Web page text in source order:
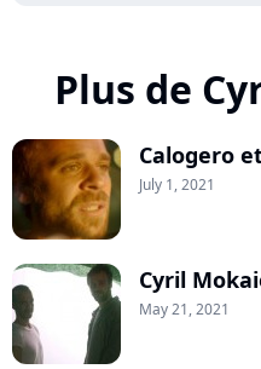
Plus de
Calogero
July 1, 2021
Cyril
May 21, 2021